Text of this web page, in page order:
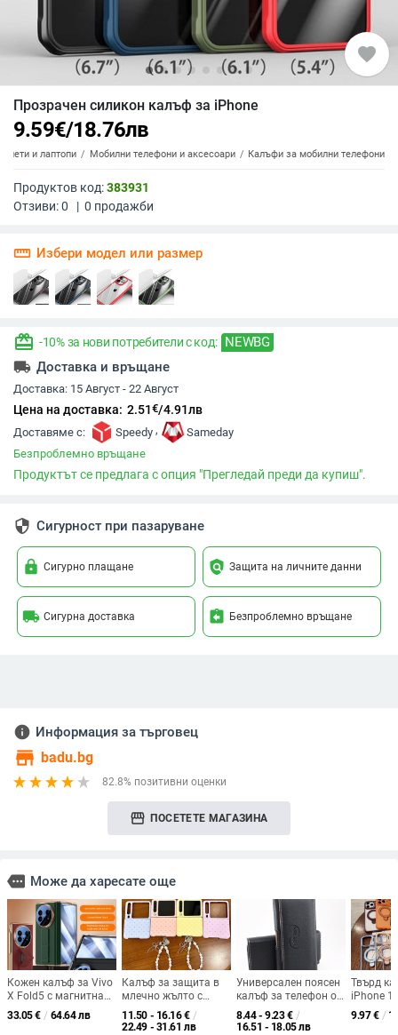
favorite
Прозрачен силикон калъф за iPhone
9.59€/18.76лв
и лаптопи Мобилни телефони и аксесоари Калъфи за мобилни телефони
Продуктов код:383931
Отзиви:0 | 0 продажби
straighten Избери модел или размер
redeem -10% за нови потребители с код: NEWBG
local_shipping Доставка и връщане
Доставка: 15 Август - 22 Август
Цена на доставка: 2.51€/4.91лв
Доставяме с: Speedy ,
Sameday
Безпроблемно връщане
Продуктът се предлага с опция "Прегледай преди да купиш".
security Сигурност при пазаруване
lock Сигурно плащане policy Защита на личните данни
local_shipping Сигурна доставка assignment_return Безпроблемно връщане
info Информация за търговец
store badu.bg
82.8% позитивни оценки
storefront ПОСЕТЕТЕ МАГАЗИНА
more Може да харесате още
Кожен калъф за Vivo
X Fold5 с магнитна
панта — интегриран
корпус и прозорец за
33.05€ / 64.64 лв
Калъф за защита в
млечно жълто с
пълен екран и
сърцевиден дизайн
11.50 - 16.16€ /
22.49 - 31.61 лв
Универсален поясен
калъф за телефон от
изкуствена кожа
8.44 - 9.23€ /
16.51 - 18.05 лв
Твърд
iPhone
iPhone
9.97€ /